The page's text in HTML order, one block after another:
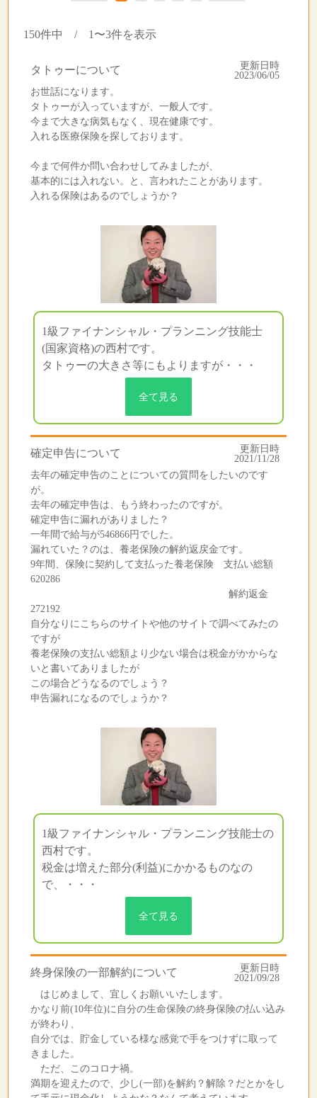
150件中 / 1〜3件を表示
タトゥーについて
更新日時
2023/06/05
お世話になります。
タトゥーが入っていますが、一般人です。
今まで大きな病気もなく、現在健康です。
入れる医療保険を探しております。
今まで何件か問い合わせしてみましたが、
基本的には入れない。と、言われたことがあります。
入れる保険はあるのでしょうか？
1級ファイナンシャル・プランニング技能士
(国家資格)の西村です。
タトゥーの大きさ等にもよりますが・・・
全て見る
確定申告について
更新日時
2021/11/28
去年の確定申告のことについての質問をしたいのです
が。
去年の確定申告は、もう終わったのですが。
確定申告に漏れがありました？
一年間で給与が546866円でした。
漏れていた？のは、養老保険の解約返戻金です。
9年間、保険に契約して支払った養老保険 支払い総額
620286
解約返金
272192
自分なりにこちらのサイトや他のサイトで調べてみたの
ですが
養老保険の支払い総額より少ない場合は税金がかからな
いと書いてありましたが
この場合どうなるのでしょう？
申告漏れになるのでしょうか？
1級ファイナンシャル・プランニング技能士の
西村です。
税金は増えた部分(利益)にかかるものなの
で、・・・
全て見る
終身保険の一部解約について
更新日時
2021/09/28
はじめまして、宜しくお願いいたします。
かなり前(10年位)に自分の生命保険の終身保険の払い込み
が終わり、
自分では、貯金している様な感覚で手をつけずに取って
きました。
ただ、このコロナ禍。
満期を迎えたので、少し(一部)を解約？解除？だとかをし